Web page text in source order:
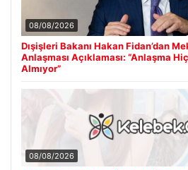
08/08/2026
Dışişleri Bakanı Hakan Fidan’dan
Anlaşması Açıklaması: “Anlaşma
Almıyor”
08/08/2026